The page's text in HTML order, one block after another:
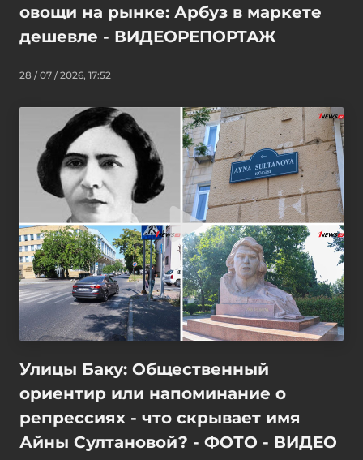
овощи на рынке: Арбуз в маркете
дешевле - ВИДЕОРЕПОРТАЖ
28 / 07 / 2026, 17:52
Улицы Баку: Общественный
ориентир или напоминание о
репрессиях - что скрывает имя
Айны Султановой? - ФОТО - ВИДЕО